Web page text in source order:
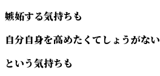
嫉妬する気持ちも
自分自身を高めたくてしょうがない
という気持ちも